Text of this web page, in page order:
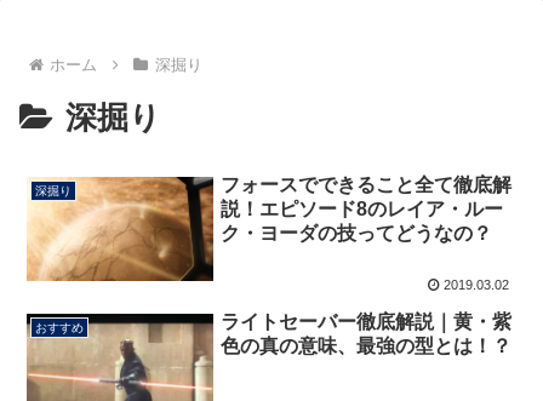
ホーム 深掘り
深掘り
深掘り
フォースでできること全て徹底解
説！エピソード8のレイア・ルー
ク・ヨーダの技ってどうなの？
2019.03.02
おすすめ
ライトセーバー徹底解説｜黄・紫
色の真の意味、最強の型とは！？